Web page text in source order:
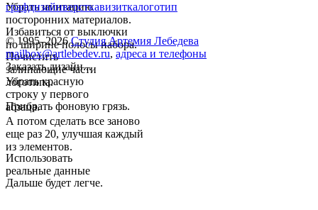
Убрать имитацию
посторонних материалов.
Избавиться от выключки
по ширине полосы набора.
Почистить
залипающие части
логотипа.
Убрать красную
строку у первого
абзаца.
Прибрать фоновую грязь.
А потом сделать все заново
еще раз 20, улучшая каждый
из элементов.
Использовать
реальные данные
Дальше будет легче.
графдизайнверсткавизиткалоготип
© 1995–2026 Студия Артемия Лебедева
mailbox@artlebedev.ru, адреса и телефоны
Заказать дизайн...